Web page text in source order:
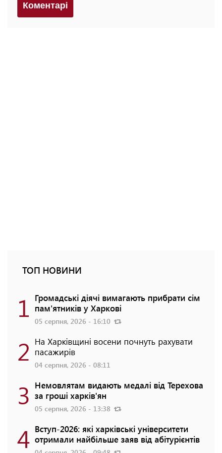
Коментарi
ТОП НОВИНИ
1 Громадські діячі вимагають прибрати сім
пам'ятників у Харкові
05 серпня, 2026 - 16:10
2 На Харківщині восени почнуть рахувати
пасажирів
04 серпня, 2026 - 08:11
3 Немовлятам видають медалі від Терехова
за гроші харків'ян
05 серпня, 2026 - 13:38
4 Вступ-2026: які харківські університети
отримали найбільше заяв від абітурієнтів